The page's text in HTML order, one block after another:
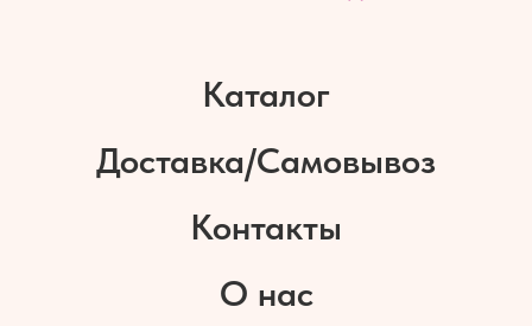
Каталог
Доставка/Самовывоз
Контакты
О нас